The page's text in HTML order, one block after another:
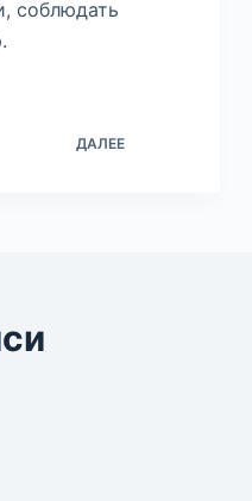
соблюдать
ДАЛЕЕ